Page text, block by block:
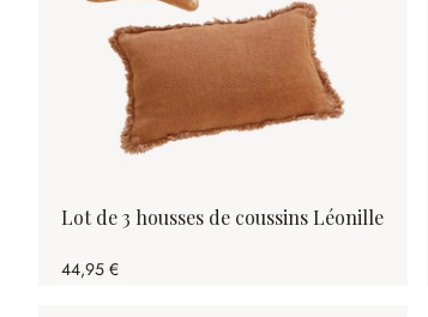
Lot de 3 housses de coussins Léonille
44,95 €